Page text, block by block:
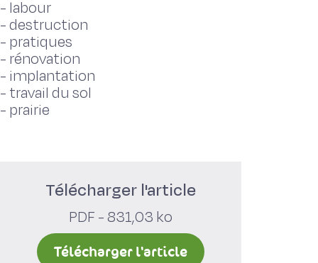
- labour
-destruction
- pratiques
- rénovation
- implantation
- travail du sol
- prairie
Télécharger l'article
PDF - 831,03 ko
Télécharger l'article